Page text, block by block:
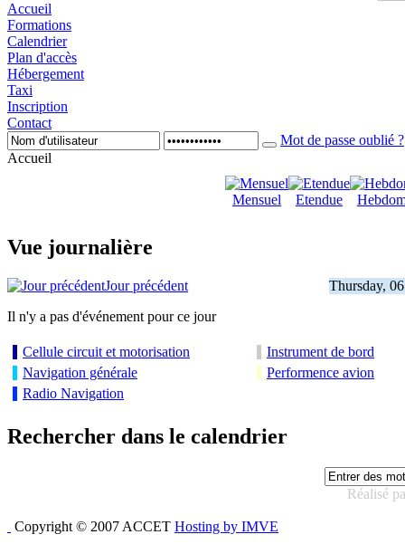
Accueil
Formations
Calendrier
Plan d'accès
Hébergement
Taxi
Inscription
Contact
Mot de passe oublié ?
Accueil
Mensuel Etendue
Vue journalière
Jour précédent
Thursday,
Il n'y a pas d'événement pour ce jour
Cellule circuit et motorisation
Instrument de bord
Navigation générale
Performence avion
Radio Navigation
Rechercher dans le calendrier
Réalisé
Copyright © 2007 ACCET Hosting by IMVE